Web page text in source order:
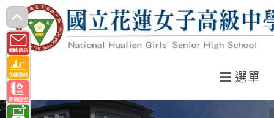
跳
轉
至
主
要
內
選單